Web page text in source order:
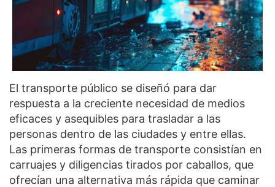
El transporte público se diseñó para dar
respuesta a la creciente necesidad de medios
eficaces y asequibles para trasladar a las
personas dentro de las ciudades y entre ellas.
Las primeras formas de transporte consistían en
carruajes y diligencias tirados por caballos, que
ofrecían una alternativa más rápida que caminar